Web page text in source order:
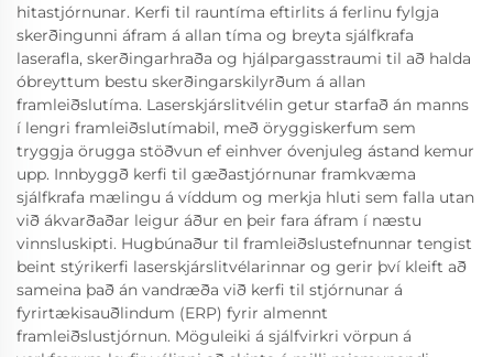
hitastjórnunar. Kerfi til rauntíma eftirlits á ferlinu fylgja
skerðingunni áfram á allan tíma og breyta sjálfkrafa
laserafla, skerðingarhraða og hjálpargasstraumi til að halda
óbreyttum bestu skerðingarskilyrðum á allan
framleiðslutíma. Laserskjárslitvélin getur starfað án manns
í lengri framleiðslutímabil, með öryggiskerfum sem
tryggja örugga stöðvun ef einhver óvenjuleg ástand kemur
upp. Innbyggð kerfi til gæðastjórnunar framkvæma
sjálfkrafa mælingu á víddum og merkja hluti sem falla utan
við ákvarðaðar leigur áður en þeir fara áfram í næstu
vinnsluskipti. Hugbúnaður til framleiðslustefnunnar tengist
beint stýrikerfi laserskjárslitvélarinnar og gerir því kleift að
sameina það án vandræða við kerfi til stjórnunar á
fyrirtækisauðlindum (ERP) fyrir almennt
framleiðslustjórnun. Möguleiki á sjálfvirkri vörpun á